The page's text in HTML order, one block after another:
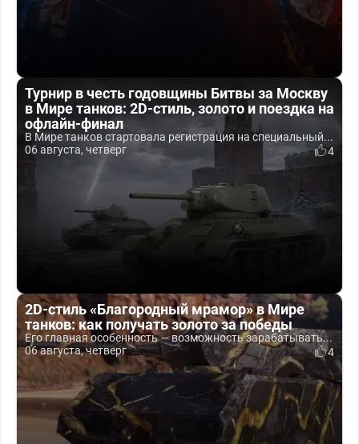
Турнир в честь годовщины Битвы за Москву
в Мире танков: 2D-стиль, золото и поездка на
офлайн-финал
В Мире танков стартовала регистрация на специальный...
06 августа, четверг
4
2D-стиль «Благородный мрамор» в Мире
танков: как получать золото за победы
Его главная особенность — возможность зарабатывать...
06 августа, четверг
4